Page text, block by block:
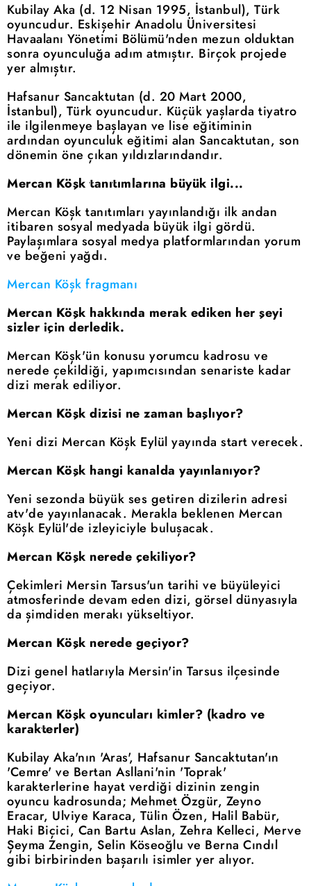
Kubilay Aka (d. 12 Nisan 1995, İstanbul), Türk
oyuncudur. Eskişehir Anadolu Üniversitesi
Havaalanı Yönetimi Bölümü'nden mezun olduktan
sonra oyunculuğa adım atmıştır. Birçok projede
yer almıştır.
Hafsanur Sancaktutan (d. 20 Mart 2000,
İstanbul), Türk oyuncudur. Küçük yaşlarda tiyatro
ile ilgilenmeye başlayan ve lise eğitiminin
ardından oyunculuk eğitimi alan Sancaktutan, son
dönemin öne çıkan yıldızlarındandır.
Mercan Köşk tanıtımlarına büyük ilgi...
Mercan Köşk tanıtımları yayınlandığı ilk andan
itibaren sosyal medyada büyük ilgi gördü.
Paylaşımlara sosyal medya platformlarından yorum
ve beğeni yağdı.
Mercan Köşk fragmanı
Mercan Köşk hakkında merak ediken her şeyi
sizler için derledik.
Mercan Köşk'ün konusu yorumcu kadrosu ve
nerede çekildiği, yapımcısından senariste kadar
dizi merak ediliyor.
Mercan Köşk dizisi ne zaman başlıyor?
Yeni dizi Mercan Köşk Eylül yayında start verecek.
Mercan Köşk hangi kanalda yayınlanıyor?
Yeni sezonda büyük ses getiren dizilerin adresi
atv'de yayınlanacak. Merakla beklenen Mercan
Köşk Eylül'de izleyiciyle buluşacak.
Mercan Köşk nerede çekiliyor?
Çekimleri Mersin Tarsus'un tarihi ve büyüleyici
atmosferinde devam eden dizi, görsel dünyasıyla
da şimdiden merakı yükseltiyor.
Mercan Köşk nerede geçiyor?
Dizi genel hatlarıyla Mersin'in Tarsus ilçesinde
geçiyor.
Mercan Köşk oyuncuları kimler? (kadro ve
karakterler)
Kubilay Aka'nın 'Aras', Hafsanur Sancaktutan'ın
'Cemre' ve Bertan Asllani'nin 'Toprak'
karakterlerine hayat verdiği dizinin zengin
oyuncu kadrosunda; Mehmet Özgür, Zeyno
Eracar, Ulviye Karaca, Tülin Özen, Halil Babür,
Haki Biçici, Can Bartu Aslan, Zehra Kelleci, Merve
Şeyma Zengin, Selin Köseoğlu ve Berna Cındıl
gibi birbirinden başarılı isimler yer alıyor.